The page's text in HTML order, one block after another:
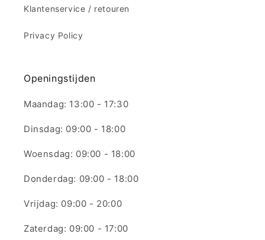
Klantenservice / retouren
Privacy Policy
Openingstijden
Maandag: 13:00 - 17:30
Dinsdag: 09:00 - 18:00
Woensdag: 09:00 - 18:00
Donderdag: 09:00 - 18:00
Vrijdag: 09:00 - 20:00
Zaterdag: 09:00 - 17:00